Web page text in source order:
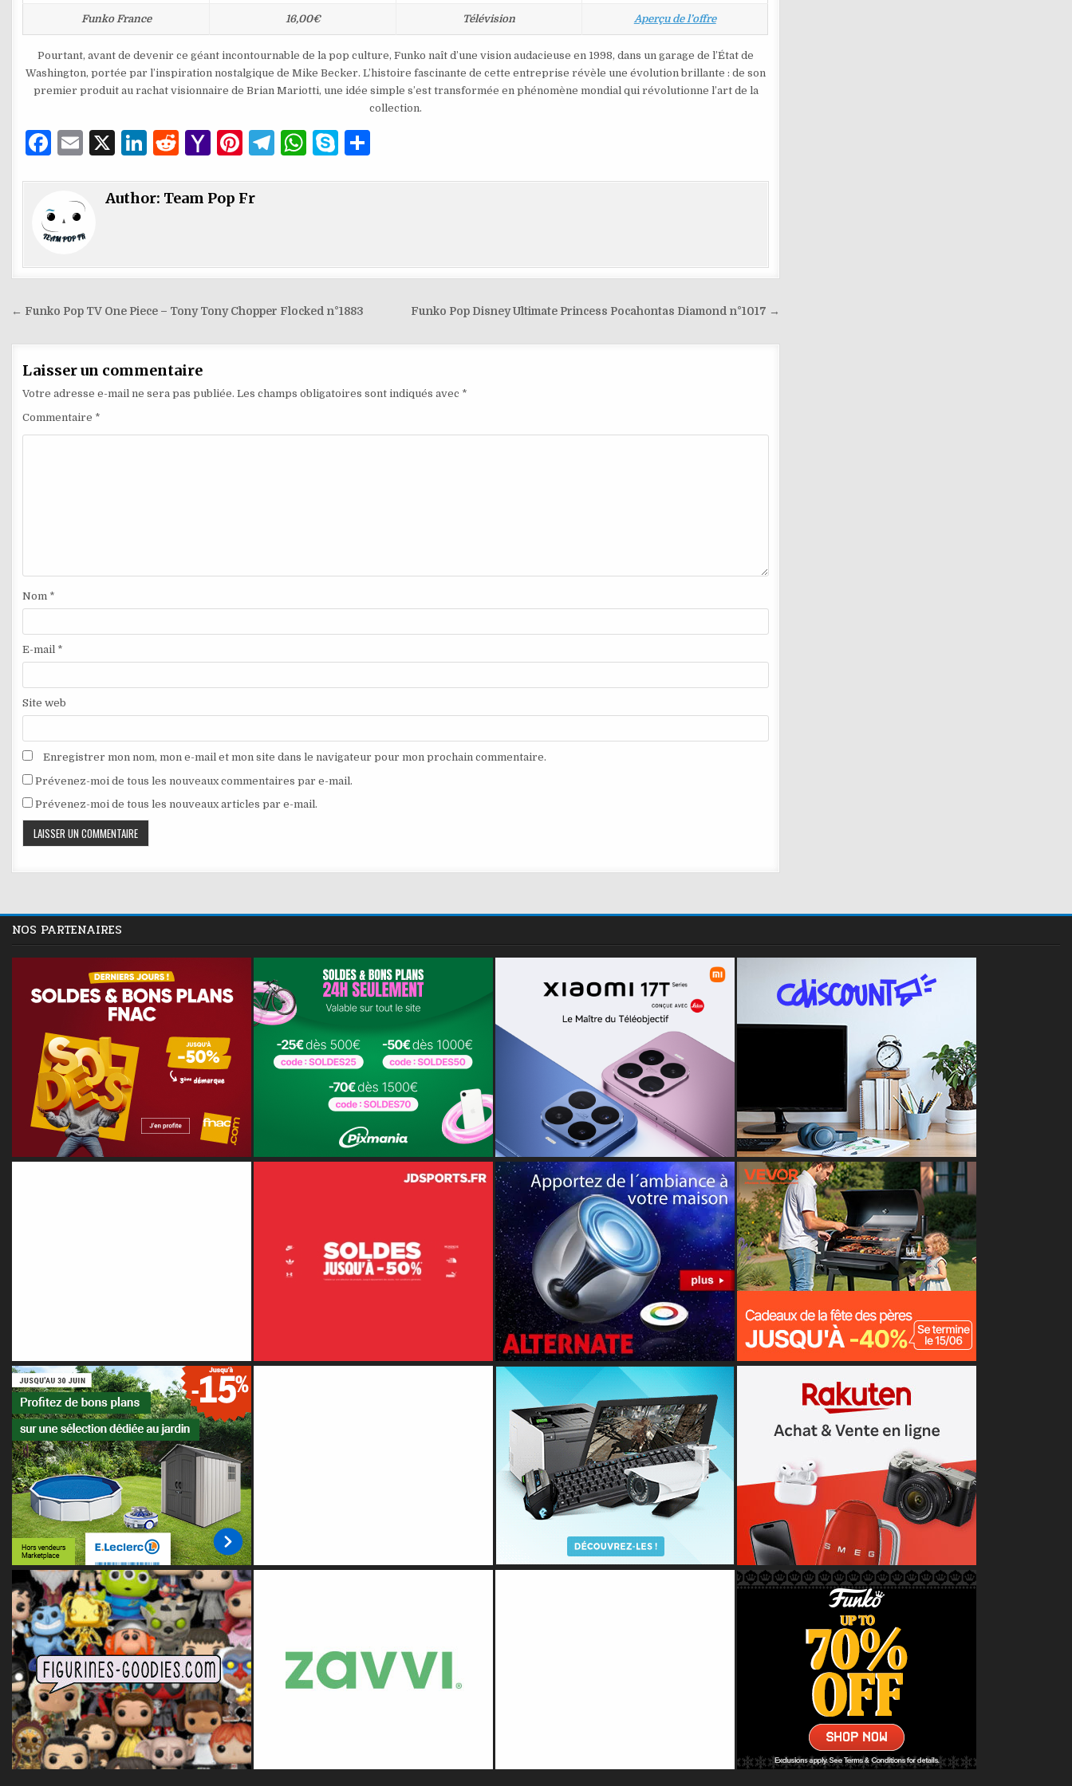
Funko France 16,00€ Télévision Aperçu de l’offre
Pourtant, avant de devenir ce géant incontournable de la pop culture, Funko naît d’une vision audacieuse en 1998, dans un garage de l’État de
Washington, portée par l’inspiration nostalgique de Mike Becker. L’histoire fascinante de cette entreprise révèle une évolution brillante : de son
premier produit au rachat visionnaire de Brian Mariotti, une idée simple s’est transformée en phénomène mondial qui révolutionne l’art de la
collection.
F
e
b
o
k
E
l
X
Li
k
n
R
d
Y
h
M
l
Pi
te
T
m
W
p
S
Author: Team Pop Fr
Navigation
l’article
Funko Pop Disney Ultimate Princess Pocahontas Diamond n°1017 →
← Funko Pop TV One Piece – Tony Tony Chopper Flocked n°1883
Laisser un commentaire
Votre adresse e-mail ne sera pas publiée. Les champs obligatoires sont indiqués avec *
Commentaire *
Nom *
E-mail *
Site web
Enregistrer mon nom, mon e-mail et mon site dans le navigateur pour mon prochain commentaire.
Prévenez-moi de tous les nouveaux commentaires par e-mail.
Prévenez-moi de tous les nouveaux articles par e-mail.
NOS PARTENAIRES